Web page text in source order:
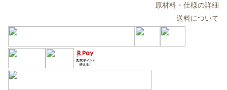
原材料・仕様の詳細
送料について